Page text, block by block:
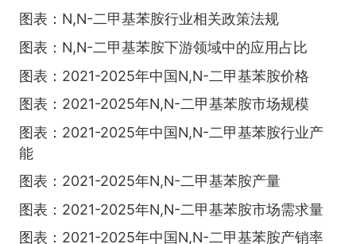
图表：N,N-二甲基苯胺行业相关政策法规
图表：N,N-二甲基苯胺下游领域中的应用占比
图表：2021-2025年中国N,N-二甲基苯胺价格
图表：2021-2025年N,N-二甲基苯胺市场规模
图表：2021-2025年中国N,N-二甲基苯胺行业产
能
图表：2021-2025年N,N-二甲基苯胺产量
图表：2021-2025年N,N-二甲基苯胺市场需求量
图表：2021-2025年中国N,N-二甲基苯胺产销率